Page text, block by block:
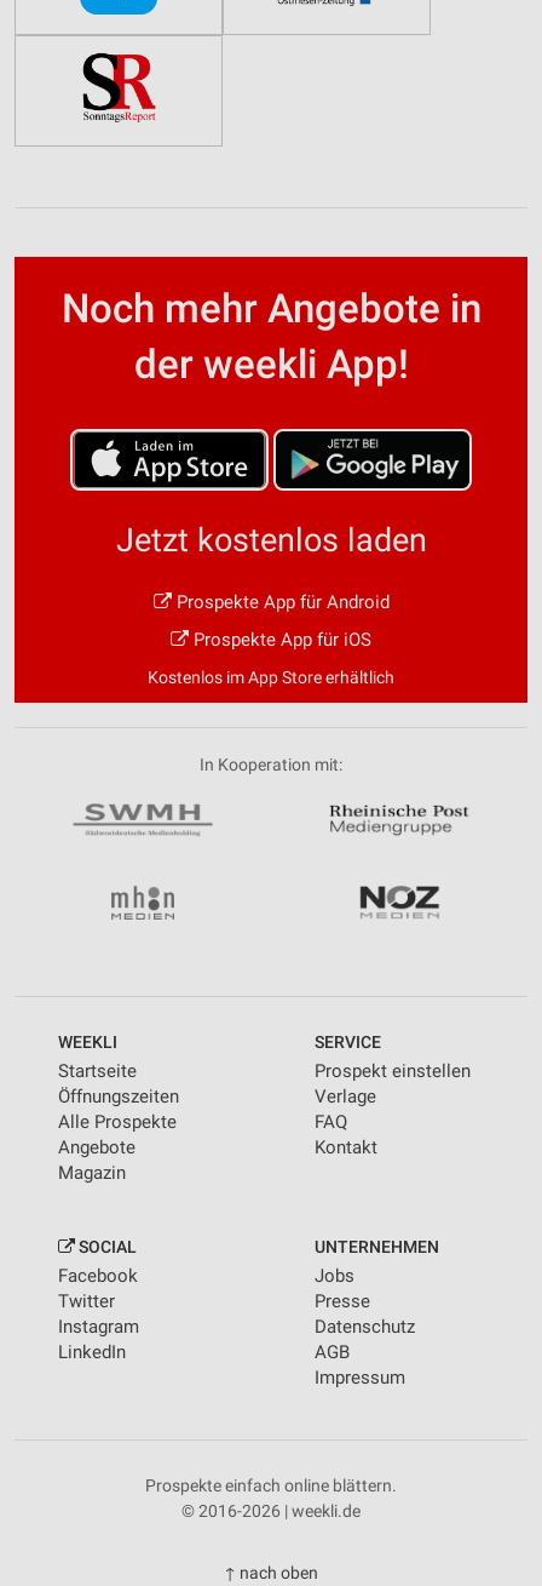
Noch mehr Angebote in
der weekli App!
Jetzt kostenlos laden
Prospekte App für Android
Prospekte App für iOS
Kostenlos im App Store erhältlich
In Kooperation mit:
WEEKLI
Startseite
Öffnungszeiten
Alle Prospekte
Angebote
Magazin
SERVICE
Prospekt einstellen
Verlage
FAQ
Kontakt
SOCIAL
Facebook
Twitter
Instagram
LinkedIn
UNTERNEHMEN
Jobs
Presse
Datenschutz
AGB
Impressum
Prospekte einfach online blättern.
© 2016-2026 | weekli.de
↑ nach oben